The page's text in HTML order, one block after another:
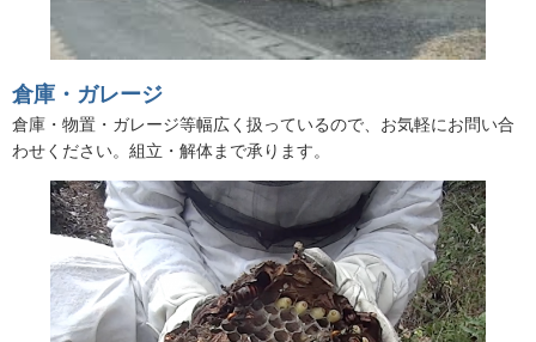
倉庫・ガレージ
倉庫・物置・ガレージ等幅広く扱っているので、お気軽にお問い合
わせください。組立・解体まで承ります。